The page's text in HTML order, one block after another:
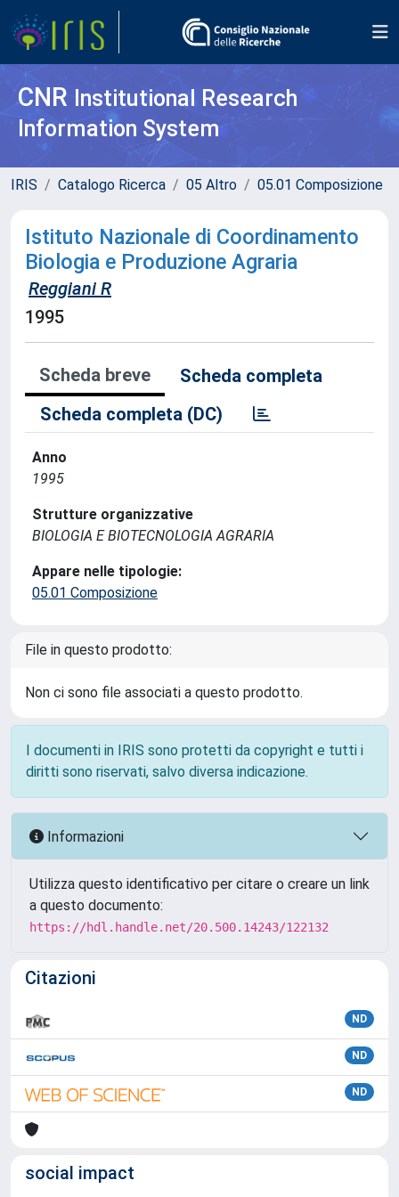
CNR Institutional Research
Information System
IRIS Catalogo Ricerca 05 Altro 05.01 Composizione
Istituto Nazionale di Coordinamento
Biologia e Produzione Agraria
Reggiani R
1995
Scheda breve
Scheda completa
Scheda completa (DC)
Anno
1995
Strutture organizzative
BIOLOGIA E BIOTECNOLOGIA AGRARIA
Appare nelle tipologie:
05.01 Composizione
File in questo prodotto:
Non ci sono file associati a questo prodotto.
I documenti in IRIS sono protetti da copyright e tutti i
diritti sono riservati, salvo diversa indicazione.
Informazioni
Utilizza questo identificativo per citare o creare un link
a questo documento:
https://hdl.handle.net/20.500.14243/122132
Citazioni
ND
ND
ND
social impact